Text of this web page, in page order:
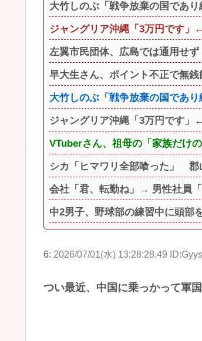
大竹しのぶ「戦争放棄の国であ
ジャングリア沖縄「3万円です」
左翼市民団体、広島では通用せ
早大生さん、ポイント不正で無
大竹しのぶ「戦争放棄の国であ
ジャングリア沖縄「3万円です」
VTuberさん、祖母の「家族だけ
シカ「ヒマワリ全部喰った」 郡
会社「君、転勤ね」→ 男性社員
中2男子、野球部の練習中に頭
6: 2026/07/01(水) 13:28:28.49
つい最近、中国に乗っかって軍